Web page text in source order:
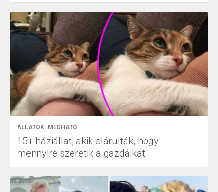
ÁLLATOK MEGHATÓ
15+ háziállat, akik elárulták, hogy
mennyire szeretik a gazdáikat